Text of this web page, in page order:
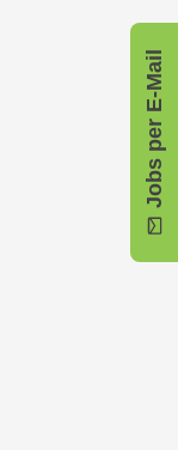
Jobs per E-Mail